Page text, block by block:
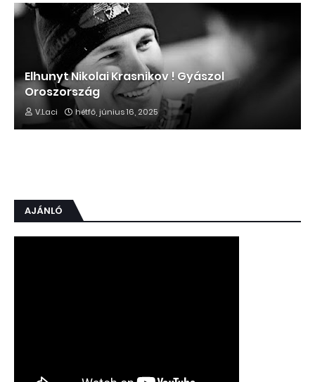
Elhunyt Nikolai Krasnikov ! Gyászol
Oroszország
V.Laci hétfő, június 16, 2025
AJÁNLÓ